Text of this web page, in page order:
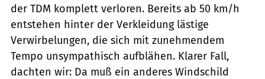
der TDM komplett verloren. Bereits ab 50 km/h
entstehen hinter der Verkleidung lästige
Verwirbelungen, die sich mit zunehmendem
Tempo unsympathisch aufblähen. Klarer Fall,
dachten wir: Da muß ein anderes Windschild